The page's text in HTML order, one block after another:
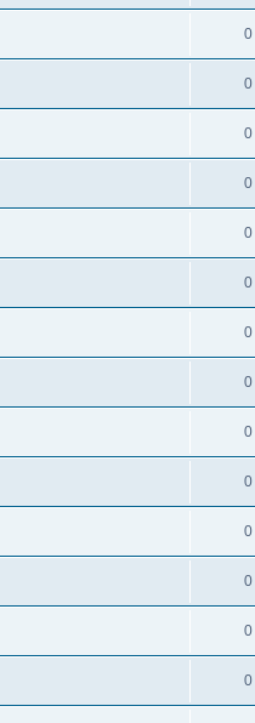
0
0
0
0
0
0
0
0
0
0
0
0
0
0